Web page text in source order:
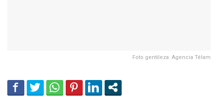
Foto gentileza: Agencia Télam